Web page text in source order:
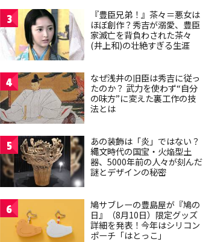
3
『豊臣兄弟！』茶々＝悪女は
ほぼ創作？秀吉が溺愛、豊臣
家滅亡を背負わされた茶々
(井上和)の壮絶すぎる生涯
4
なぜ浅井の旧臣は秀吉に従っ
たのか？ 武力を使わず“自分
の味方”に変えた裏工作の技
法とは
5
あの装飾は「炎」ではない？
縄文時代の国宝・火焔型土
器、5000年前の人々が刻んだ
謎とデザインの秘密
6
鳩サブレーの豊島屋が『鳩の
日』（8月10日）限定グッズ
詳細を発表！今年はシリコン
ポーチ「はとっこ」